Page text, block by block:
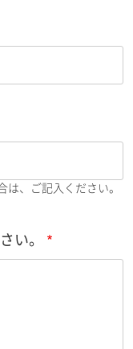
は、ご記入ください。
い。